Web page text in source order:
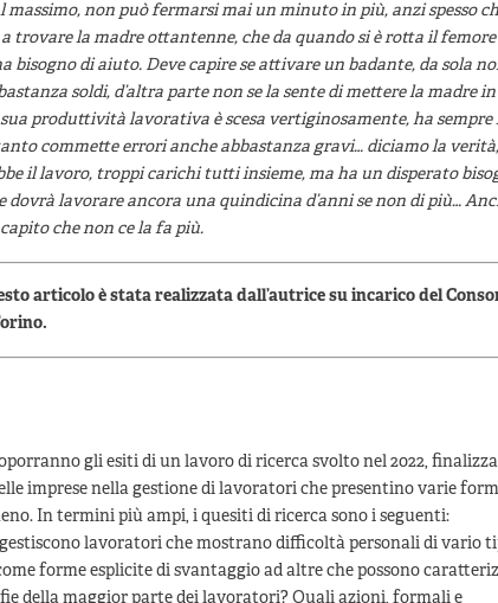
massimo, non può fermarsi mai un minuto in più, anzi spesso
trovare la madre ottantenne, che da quando si è rotta il femore
bisogno di aiuto. Deve capire se attivare un badante, da sola
soldi, d’altra parte non se la sente di mettere la madre in
sua produttività lavorativa è scesa vertiginosamente, ha sempre
commette errori anche abbastanza gravi… diciamo la verità,
il lavoro, troppi carichi tutti insieme, ma ha un disperato
dovrà lavorare ancora una quindicina d’anni se non di più…
che non ce la fa più.
articolo è stata realizzata dall’autrice su incarico del
gli esiti di un lavoro di ricerca svolto nel 2022,
imprese nella gestione di lavoratori che presentino varie
In termini più ampi, i quesiti di ricerca sono i seguenti:
lavoratori che mostrano difficoltà personali di vario
forme esplicite di svantaggio ad altre che possono
della maggior parte dei lavoratori? Quali azioni, formali e